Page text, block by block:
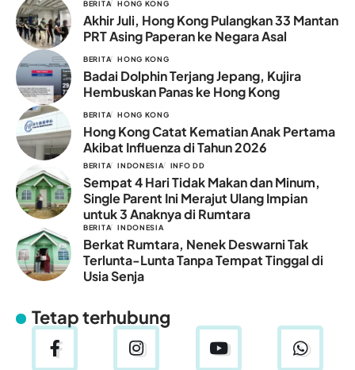
BERITA HONG KONG
Akhir Juli, Hong Kong Pulangkan 33 Mantan
PRT Asing Paperan ke Negara Asal
BERITA HONG KONG
Badai Dolphin Terjang Jepang, Kujira
Hembuskan Panas ke Hong Kong
BERITA HONG KONG
Hong Kong Catat Kematian Anak Pertama
Akibat Influenza di Tahun 2026
BERITA INDONESIA INFO DD
Sempat 4 Hari Tidak Makan dan Minum,
Single Parent Ini Merajut Ulang Impian
untuk 3 Anaknya di Rumtara
BERITA INDONESIA
Berkat Rumtara, Nenek Deswarni Tak
Terlunta-Lunta Tanpa Tempat Tinggal di
Usia Senja
Tetap terhubung